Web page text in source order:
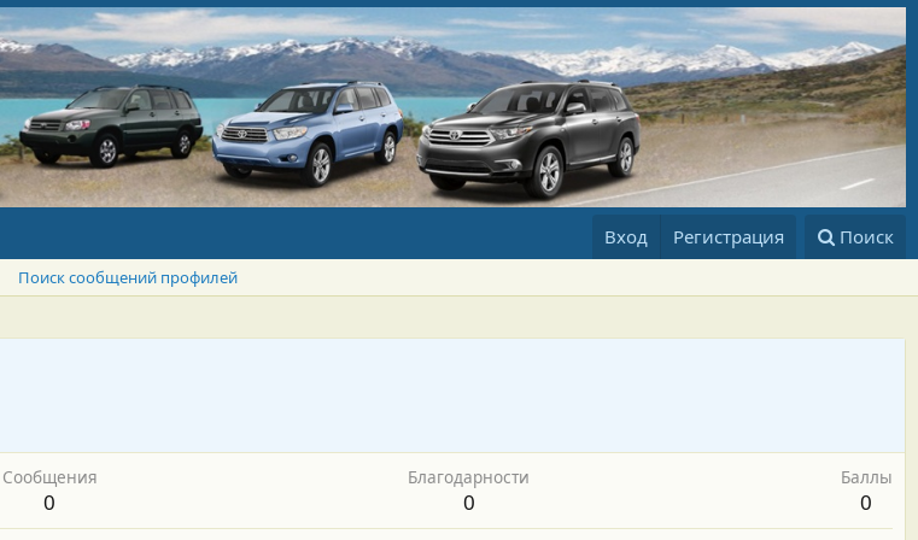
Вход Регистрация Поиск
Поиск сообщений профилей
Сообщения
0
Благодарности
0
Баллы
0